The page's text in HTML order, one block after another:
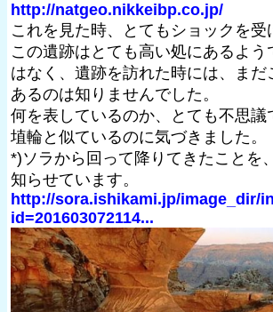
http://natgeo.nikkeibp.co.jp/
これを見た時、とてもショックを受
この遺跡はとても高い処にあるよう
はなく、遺跡を訪れた時には、まだ
あるのは知りませんでした。
何を表しているのか、とても不思議
埴輪と似ているのに気づきました。
*)ソラから回って降りてきたことを
知らせています。
http://sora.ishikami.jp/image_dir/
id=201603072114...